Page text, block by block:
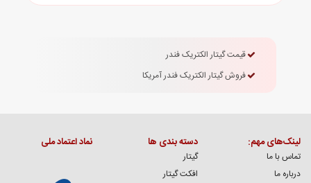
قیمت گیتار الکتریک فندر
فروش گیتار الکتریک فندر آمریکا
لینک‌های مهم:
تماس با ما
درباره ما
دسته بندی ها
گیتار
افکت گیتار
نماد اعتماد ملی